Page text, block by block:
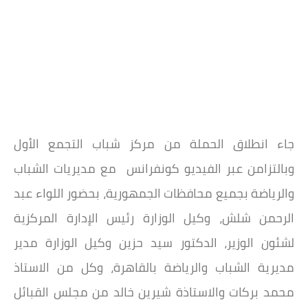
جاء انطلاق الحملة من مركز شباب التجمع الأول
وبالتزامن عبر الفيديو كونفرانس مع مديريات الشباب
والرياضة بجميع محافظات الجمهورية، بحضور اللواء عبد
الرحمن شلش، وكيل الوزارة رئيس الإدارة المركزية
لشئون الوزير، الدكتور سيد حزين وكيل الوزارة مدير
مديرية الشباب والرياضة بالقاهرة، وكل من الاستاذ
محمد بركات والاستاذة شيرين خالد من مجلس القبائل